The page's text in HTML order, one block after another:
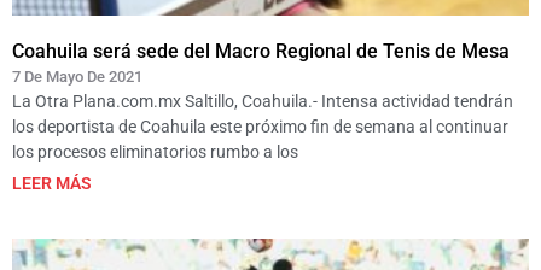
Coahuila será sede del Macro Regional de Tenis de Mesa
7 De Mayo De 2021
La Otra Plana.com.mx Saltillo, Coahuila.- Intensa actividad tendrán
los deportista de Coahuila este próximo fin de semana al continuar
los procesos eliminatorios rumbo a los
LEER MÁS